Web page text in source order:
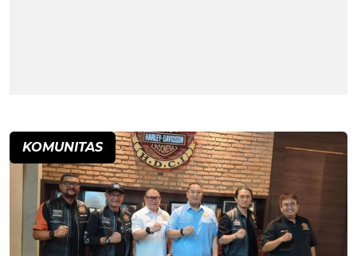
KOMUNITAS